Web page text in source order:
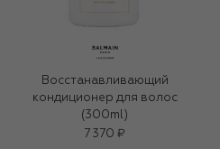
Восстанавливающий
кондиционер для волос
(300ml)
7 370 ₽